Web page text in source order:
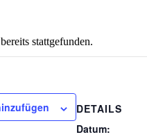
stattgefunden.
DETAILS
Datum: